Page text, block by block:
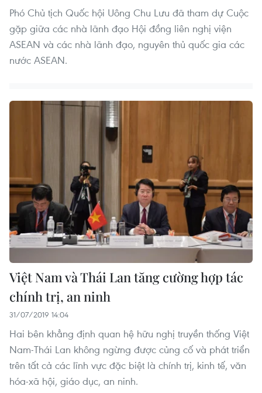
Phó Chủ tịch Quốc hội Uông Chu Lưu đã tham dự Cuộc
gặp giữa các nhà lãnh đạo Hội đồng liên nghị viện
ASEAN và các nhà lãnh đạo, nguyên thủ quốc gia các
nước ASEAN.
Việt Nam và Thái Lan tăng cường hợp tác
chính trị, an ninh
31/07/2019 14:04
Hai bên khẳng định quan hệ hữu nghị truyền thống Việt
Nam-Thái Lan không ngừng được củng cố và phát triển
trên tất cả các lĩnh vực đặc biệt là chính trị, kinh tế, văn
hóa-xã hội, giáo dục, an ninh.